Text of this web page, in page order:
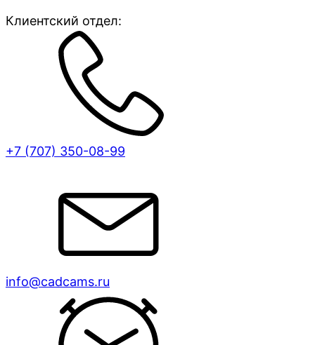
Клиентский отдел:
+7 (707) 350-08-99
info@cadcams.ru